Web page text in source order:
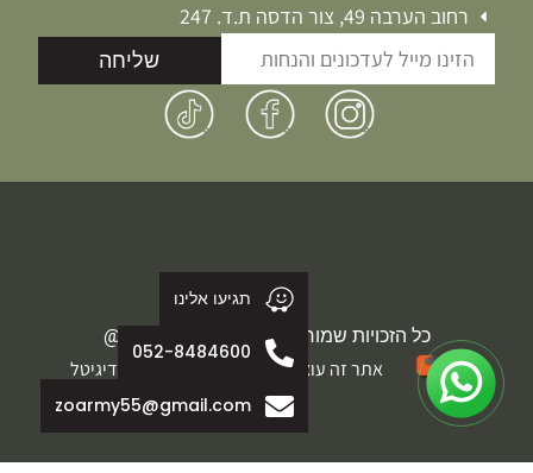
רחוב הערבה 49, צור הדסה ת.ד. 247
שליחה
כל הזכויות שמורות לחברת זוארמי 2026@
אתר זה עוצב ופותח על ידי משולבים בדיגיטל
תגיעו אלינו
052-8484600
zoarmy55@gmail.com